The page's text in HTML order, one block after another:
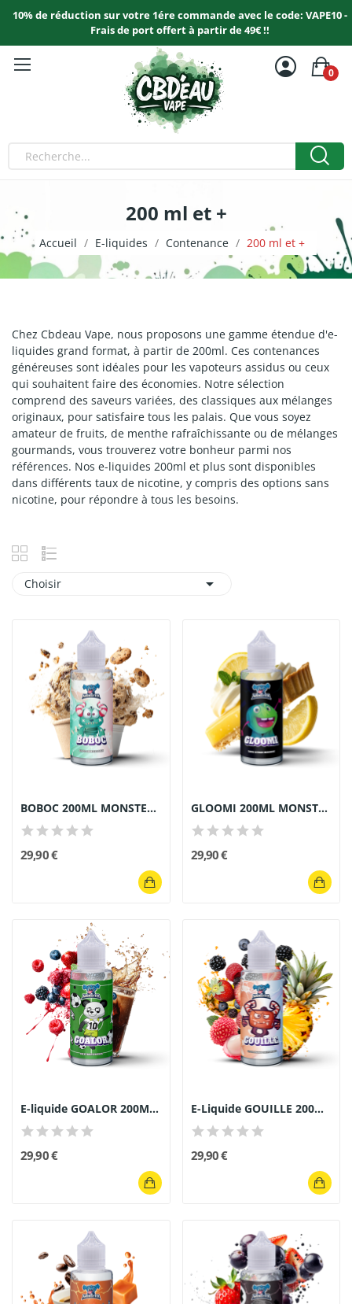
10% de réduction sur votre 1ére commande avec le code: VAPE10 -
Frais de port offert à partir de 49€ !!
0
200 ml et +
Accueil E-liquides Contenance 200 ml et +
Chez Cbdeau Vape, nous proposons une gamme étendue d'e-
liquides grand format, à partir de 200ml. Ces contenances
généreuses sont idéales pour les vapoteurs assidus ou ceux
qui souhaitent faire des économies. Notre sélection
comprend des saveurs variées, des classiques aux mélanges
originaux, pour satisfaire tous les palais. Que vous soyez
amateur de fruits, de menthe rafraîchissante ou de mélanges
gourmands, vous trouverez votre bonheur parmi nos
références. Nos e-liquides 200ml et plus sont disponibles
dans différents taux de nicotine, y compris des options sans
nicotine, pour répondre à tous les besoins.
Choisir 
BOBOC 200ML MONSTER Gourmand - E-liquide Glace...
29,90 €
GLOOMI 200ML MONSTER - E-Liquide Tarte Citron...
29,90 €
E-liquide GOALOR 200ML Monster Gourmand - Cola...
29,90 €
E-Liquide GOUILLE 200ML Monster Gourmand -...
29,90 €